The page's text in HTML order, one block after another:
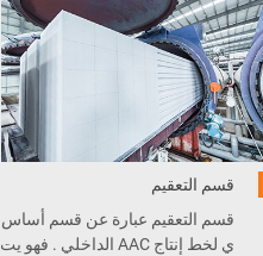
قسم التعقيم
قسم التعقيم عبارة عن قسم أساس
ي لخط إنتاج AAC الداخلي . فهو يت